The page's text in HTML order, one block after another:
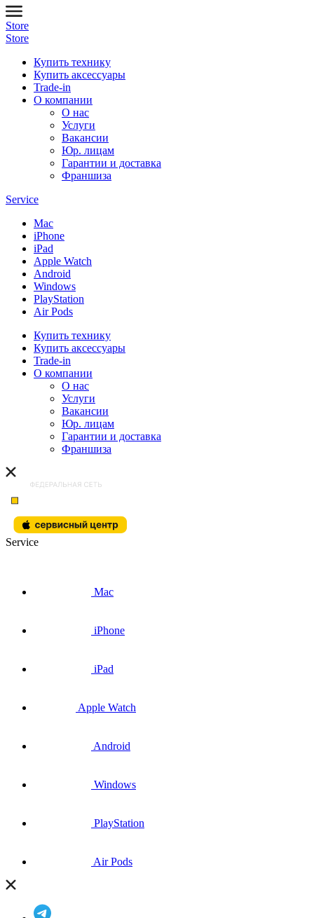
Store
Store
Купить технику
Купить аксессуары
Trade-in
О компании
О нас
Услуги
Вакансии
Юр. лицам
Гарантии и доставка
Франшиза
Service
Mac
iPhone
iPad
Apple Watch
Android
Windows
PlayStation
Air Pods
Купить технику
Купить аксессуары
Trade-in
О компании
О нас
Услуги
Вакансии
Юр. лицам
Гарантии и доставка
Франшиза
Service
Mac
iPhone
iPad
Apple Watch
Android
Windows
PlayStation
Air Pods